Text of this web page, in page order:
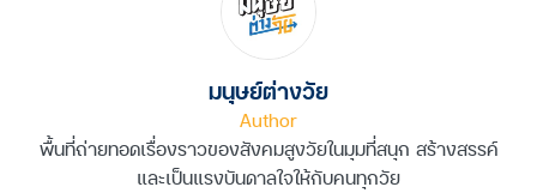
มนุษย์ต่างวัย
Author
พื้นที่ถ่ายทอดเรื่องราวของสังคมสูงวัยในมุมที่สนุก สร้างสรรค์
และเป็นแรงบันดาลใจให้กับคนทุกวัย